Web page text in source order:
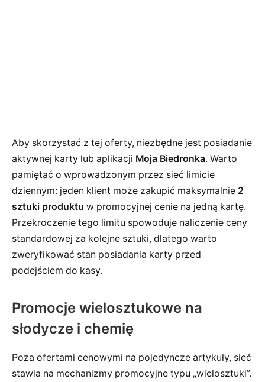
Aby skorzystać z tej oferty, niezbędne jest posiadanie
aktywnej karty lub aplikacji Moja Biedronka. Warto
pamiętać o wprowadzonym przez sieć limicie
dziennym: jeden klient może zakupić maksymalnie 2
sztuki produktu w promocyjnej cenie na jedną kartę.
Przekroczenie tego limitu spowoduje naliczenie ceny
standardowej za kolejne sztuki, dlatego warto
zweryfikować stan posiadania karty przed
podejściem do kasy.
Promocje wielosztukowe na
słodycze i chemię
Poza ofertami cenowymi na pojedyncze artykuły, sieć
stawia na mechanizmy promocyjne typu „wielosztuki”.